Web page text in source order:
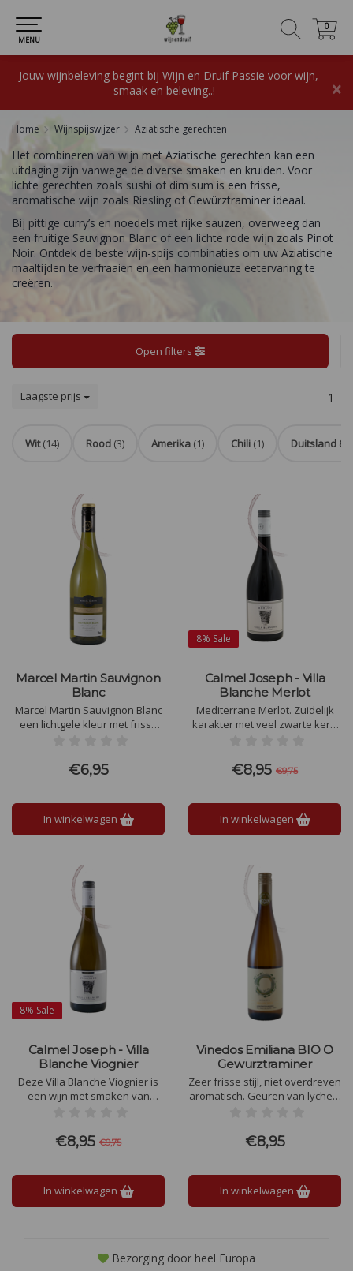
0
0
MENU
Jouw wijnbeleving begint bij Wijn en Druif Passie voor wijn,
smaak en beleving..!
×
Home Wijnspijswijzer Aziatische gerechten
Het combineren van wijn met Aziatische gerechten kan een
uitdaging zijn vanwege de diverse smaken en kruiden. Voor
lichte gerechten zoals sushi of dim sum is een frisse,
aromatische wijn zoals Riesling of Gewürztraminer ideaal.
Bij pittige curry’s en noedels met rijke sauzen, overweeg dan
een fruitige Sauvignon Blanc of een lichte rode wijn zoals Pinot
Noir. Ontdek de beste wijn-spijs combinaties om uw Aziatische
maaltijden te verfraaien en een harmonieuze eetervaring te
creëren.
Open filters
Laagste prijs 1
Wit (14) Rood (3) Amerika (1) Chili (1) Duitsland &
Marcel Martin Sauvignon
Blanc
Marcel Martin Sauvignon Blanc
een lichtgele kleur met frisse
groene typische Sauvignon
aroma’s zoals appel en
€6,95
In winkelwagen
8% Sale
Calmel Joseph - Villa
Blanche Merlot
Mediterrane Merlot. Zuidelijk
karakter met veel zwarte kers,
gegrilde vleesjes van de
barbecue.
€8,95 €9,75
In winkelwagen
8% Sale
Calmel Joseph - Villa
Blanche Viognier
Deze Villa Blanche Viognier is
een wijn met smaken van
fruitig en uitgebalanceerd. Wat
een heerlijke Viognier
€8,95 €9,75
In winkelwagen
Vinedos Emiliana BIO O
Gewurztraminer
Zeer frisse stijl, niet overdreven
aromatisch. Geuren van lychee,
€8,95
In winkelwagen
Bezorging door heel Europa